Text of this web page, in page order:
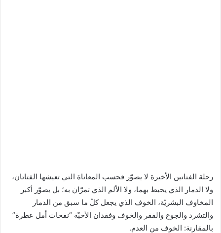
رحلة الفتاتين الأخيرة لا يصوّر فحسب المعاناة التي تعيشها الفتاتان،
ولا الدمار الذي يحيط بهما، ولا الألم الذي تمرّان به؛ بل يصوّر أكبر
المخاوف البشريّة، الخوف الذي يجعل كلّ ما سبق من الدمار
والتشرد والجوع والفقر والخوف وفقدان الأحبّة “نفحات أمل عطرة”
بالمقارنة: الخوف من العدم.